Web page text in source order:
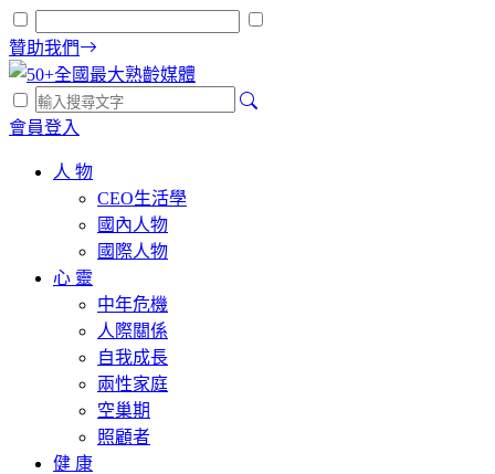
贊助我們
會員登入
人 物
CEO生活學
國內人物
國際人物
心 靈
中年危機
人際關係
自我成長
兩性家庭
空巢期
照顧者
健 康